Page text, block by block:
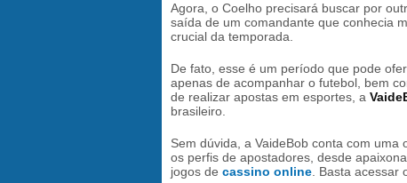
Agora, o Coelho precisará buscar por
saída de um comandante que conhecia
crucial da temporada.
De fato, esse é um período que pode
apenas de acompanhar o futebol, bem
de realizar apostas em esportes, a
brasileiro.
Sem dúvida, a VaideBob conta com uma
os perfis de apostadores, desde
jogos de cassino online . Basta acessar